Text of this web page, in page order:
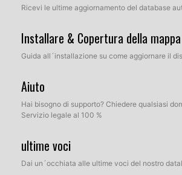
Ricevi le ultime aggiornamento del database
Installare & Copertura della mappa
Guida all´installazione su come aggiornare il
Aiuto
Hai bisogno di supporto? Chiedere qualsiasi
Servizio legale al 100 %
ultime voci
Dai un´occhiata alle ultime voci del nostro